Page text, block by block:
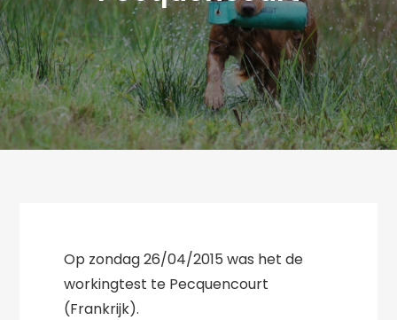
Op zondag 26/04/2015 was het de
workingtest te Pecquencourt
(Frankrijk).